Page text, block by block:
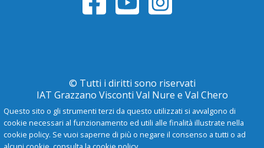
© Tutti i diritti sono riservati
IAT Grazzano Visconti Val Nure e Val Chero
Privacy Policy
Questo sito o gli strumenti terzi da questo utilizzati si avvalgono di
cookie necessari al funzionamento ed utili alle finalità illustrate nella
cookie policy. Se vuoi saperne di più o negare il consenso a tutti o ad